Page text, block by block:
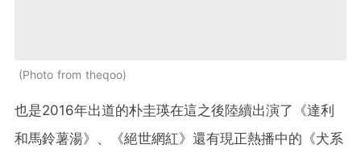
Photo from theqoo
也是2016年出道的朴圭瑛在這之後陸續出演了《達利
和馬鈴薯湯》、《絕世網紅》還有現正熱播中的《犬系